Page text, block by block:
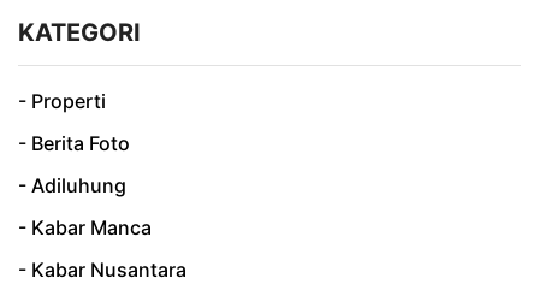
KATEGORI
- Properti
- Berita Foto
- Adiluhung
- Kabar Manca
- Kabar Nusantara